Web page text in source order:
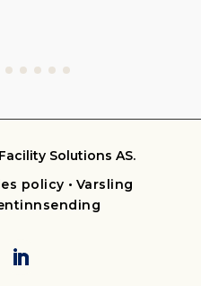
Solutions AS.
policy • Varsling